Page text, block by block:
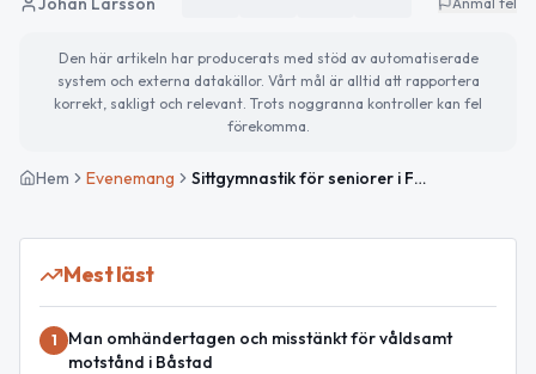
Den här artikeln har producerats med stöd av automatiserade
system och externa datakällor. Vårt mål är alltid att rapportera
korrekt, sakligt och relevant. Trots noggranna kontroller kan fel
förekomma.
Hem Evenemang Sittgymnastik för seniorer i Förslöv
Mest läst
1
Man omhändertagen och misstänkt för våldsamt
motstånd i Båstad